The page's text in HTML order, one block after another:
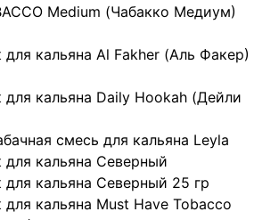
Medium (Чабакко Медиум)
для кальяна Al Fakher (Аль Факер)
для кальяна Daily Hookah (Дейли
смесь для кальяна Leyla
для кальяна Северный
для кальяна Северный 25 гр
для кальяна Must Have Tobacco